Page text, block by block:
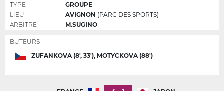
TYPE
GROUPE
LIEU
AVIGNON (PARC DES SPORTS)
ARBITRE
M.SUGINO
BUTEURS
ZUFANKOVA (8', 33'), MOTYCKOVA (88')